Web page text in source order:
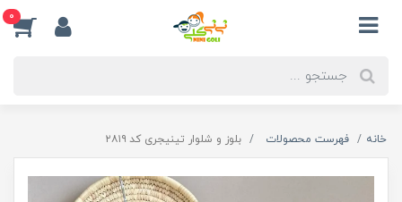
0
خانه فهرست محصولات بلوز و شلوار تینیجری کد ۲۸۱۹